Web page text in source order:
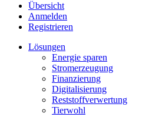
Übersicht
Anmelden
Registrieren
Lösungen
Energie sparen
Stromerzeugung
Finanzierung
Digitalisierung
Reststoffverwertung
Tierwohl